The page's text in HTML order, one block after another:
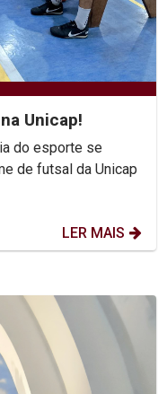
Unicap!
do esporte se
de futsal da Unicap
LER MAIS